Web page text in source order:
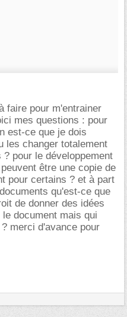
faire pour m'entrainer
mes questions : pour
est-ce que je dois
les changer totalement
pour le développement
être une copie de
pour certains ? et à part
qu'est-ce que
de donner des idées
document mais qui
merci d'avance pour